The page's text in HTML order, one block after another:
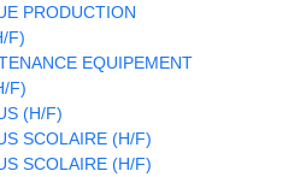
PRODUCTION
F)
EQUIPEMENT
F)
(H/F)
SCOLAIRE (H/F)
SCOLAIRE (H/F)